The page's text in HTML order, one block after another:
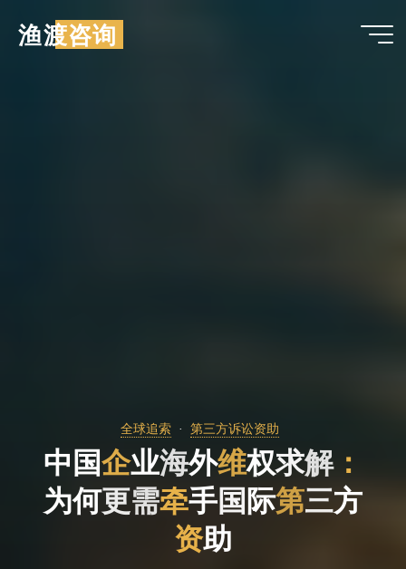
渔渡咨询
全球追索 第三方诉讼资助
中国企业海外维权求解：
为何更需牵手国际第三方
资助